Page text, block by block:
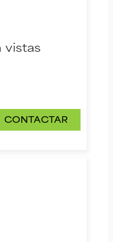
CONTACTAR